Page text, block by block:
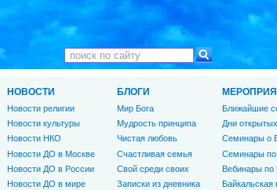
НОВОСТИ
Новости религии
Новости культуры
Новости НКО
Новости ДО в Москве
Новости ДО в России
Новости ДО в мире
БЛОГИ
Мир Бога
Мудрость принципа
Чистая любовь
Счастливая семья
Свой среди своих
Записки из дневника
Ближайшие
Дни
Семинары о
Семинары
Вебинары по
Байкальская